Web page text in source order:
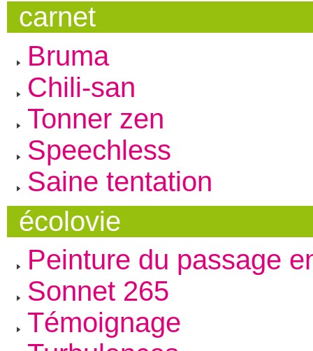
carnet
Bruma
Chili-san
Tonner zen
Speechless
Saine tentation
écolovie
Peinture du passage
Sonnet 265
Témoignage